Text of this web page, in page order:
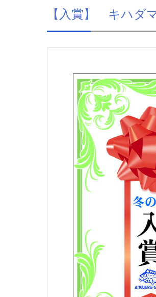
【入賞】 キハダ